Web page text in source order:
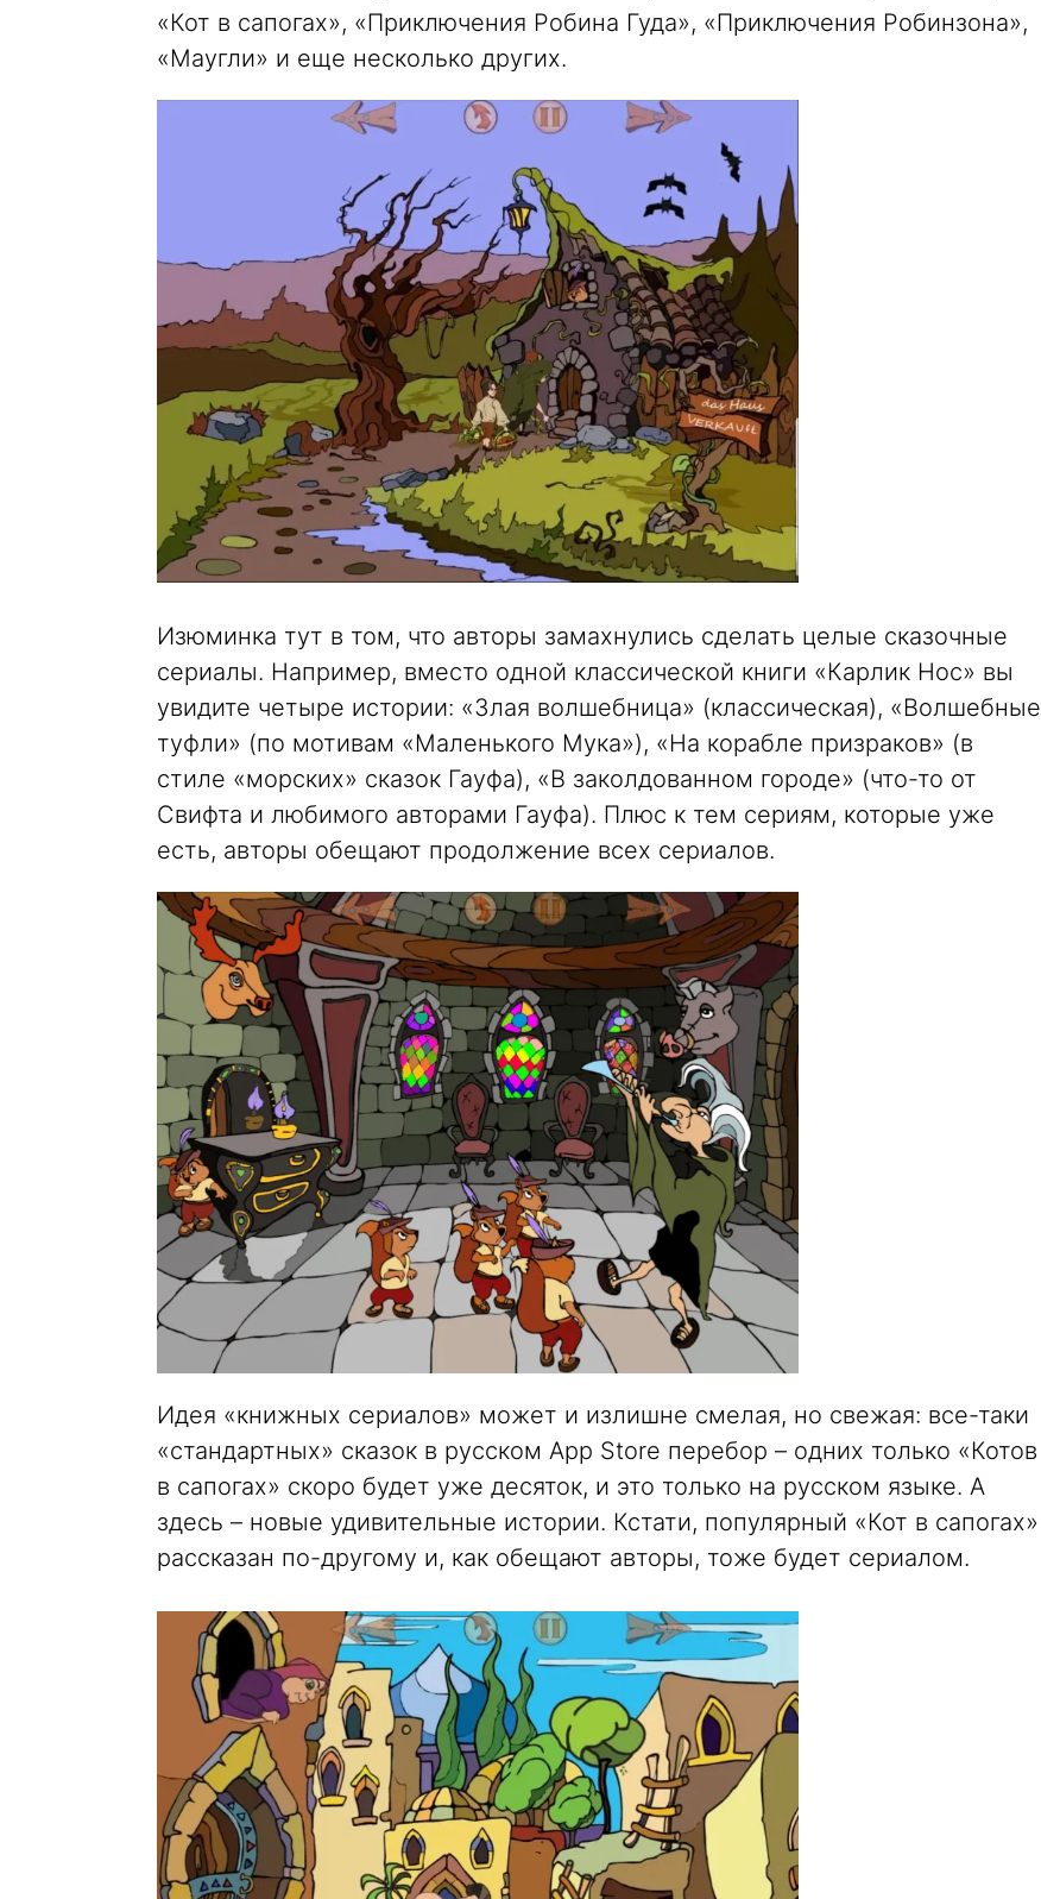
«Кот в сапогах», «Приключения Робина Гуда», «Приключения Робинзона»,
«Маугли» и еще несколько других.
Изюминка тут в том, что авторы замахнулись сделать целые сказочные
сериалы. Например, вместо одной классической книги «Карлик Нос» вы
увидите четыре истории: «Злая волшебница» (классическая), «Волшебные
туфли» (по мотивам «Маленького Мука»), «На корабле призраков» (в
стиле «морских» сказок Гауфа), «В заколдованном городе» (что-то от
Свифта и любимого авторами Гауфа). Плюс к тем сериям, которые уже
есть, авторы обещают продолжение всех сериалов.
Идея «книжных сериалов» может и излишне смелая, но свежая: все-таки
«стандартных» сказок в русском App Store перебор – одних только «Котов
в сапогах» скоро будет уже десяток, и это только на русском языке. А
здесь – новые удивительные истории. Кстати, популярный «Кот в сапогах»
рассказан по-другому и, как обещают авторы, тоже будет сериалом.